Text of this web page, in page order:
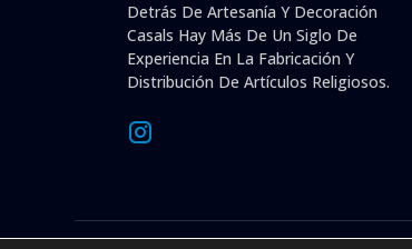
Detrás De Artesanía Y Decoración
Casals Hay Más De Un Siglo De
Experiencia En La Fabricación Y
Distribución De Artículos Religiosos.